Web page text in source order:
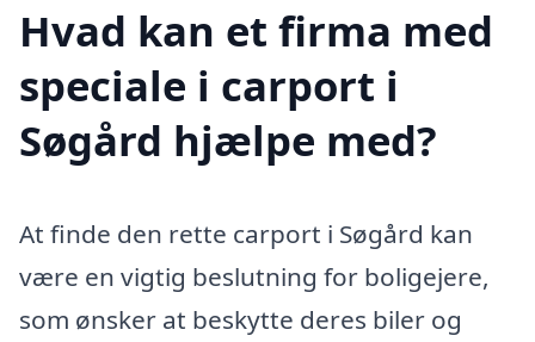
Hvad kan et firma med
speciale i carport i
Søgård hjælpe med?
At finde den rette carport i Søgård kan
være en vigtig beslutning for boligejere,
som ønsker at beskytte deres biler og